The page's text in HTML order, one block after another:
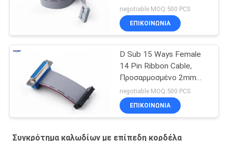
χρώμα για οθόνη LED
negotiable MOQ:500 PCS
ΕΠΙΚΟΙΝΩΝΊΑ
D Sub 15 Ways Female
14 Pin Ribbon Cable,
Προσαρμοσμένο 2mm
Pitch Hard Disk
Δικτυακό καλώδιο
δεδομένων
negotiable MOQ:500 PCS
ΕΠΙΚΟΙΝΩΝΊΑ
Συγκρότημα καλωδίων με επίπεδη κορδέλα